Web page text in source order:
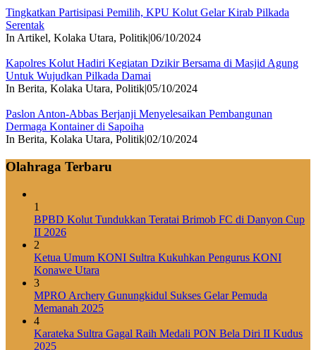
Tingkatkan Partisipasi Pemilih, KPU Kolut Gelar Kirab Pilkada
Serentak
In Artikel, Kolaka Utara, Politik|06/10/2024
Kapolres Kolut Hadiri Kegiatan Dzikir Bersama di Masjid Agung
Untuk Wujudkan Pilkada Damai
In Berita, Kolaka Utara, Politik|05/10/2024
Paslon Anton-Abbas Berjanji Menyelesaikan Pembangunan
Dermaga Kontainer di Sapoiha
In Berita, Kolaka Utara, Politik|02/10/2024
Olahraga Terbaru
1
BPBD Kolut Tundukkan Teratai Brimob FC di Danyon Cup
II 2026
2
Ketua Umum KONI Sultra Kukuhkan Pengurus KONI
Konawe Utara
3
MPRO Archery Gunungkidul Sukses Gelar Pemuda
Memanah 2025
4
Karateka Sultra Gagal Raih Medali PON Bela Diri II Kudus
2025